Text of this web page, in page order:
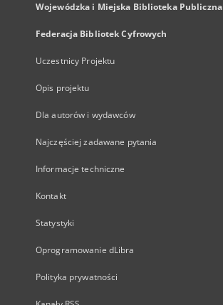
Wojewódzka i Miejska Biblioteka Publiczna
Federacja Bibliotek Cyfrowych
Uczestnicy Projektu
Opis projektu
Dla autorów i wydawców
Najczęściej zadawane pytania
Informacje techniczne
Kontakt
Statystyki
Oprogramowanie dLibra
Polityka prywatności